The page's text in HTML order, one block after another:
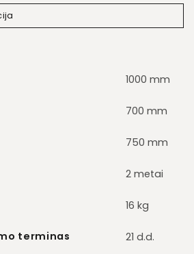
1000 mm
700 mm
750 mm
2 metai
16 kg
terminas 21 d.d.